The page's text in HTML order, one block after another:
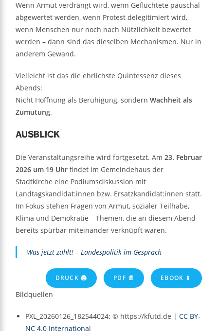
Wenn Armut verdrängt wird, wenn Geflüchtete pauschal
abgewertet werden, wenn Protest delegitimiert wird,
wenn Menschen nur noch nach Nützlichkeit bewertet
werden – dann sind das dieselben Mechanismen. Nur in
anderem Gewand.
Vielleicht ist das die ehrlichste Quintessenz dieses
Abends:
Nicht Hoffnung als Beruhigung, sondernWachheit als
Zumutung.
Ausblick
Die Veranstaltungsreihe wird fortgesetzt. Am23. Februar
2026 um 19 Uhr findet im Gemeindehaus der
Stadtkirche eine Podiumsdiskussion mit
Landtagskandidat:innen bzw. Ersatzkandidat:innen statt.
Im Fokus stehen Fragen von Armut, sozialer Teilhabe,
Klima und Demokratie – Themen, die an diesem Abend
bereits spürbar miteinander verknüpft waren.
Was jetzt zählt! – Landespolitik im Gespräch
DRUCK 🖨 PDF 📄 EBOOK 📱
Bildquellen
PXL_20260126_182544024: © https://kfutd.de |CC BY-
NC 4.0 International